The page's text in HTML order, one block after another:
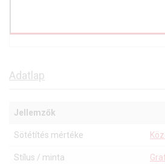
Adatlap
Jellemzők
Sötétítés mértéke
Stílus / minta